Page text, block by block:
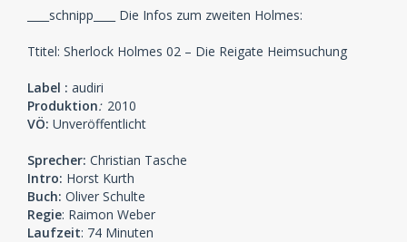
____schnipp____ Die Infos zum zweiten Holmes:
Ttitel: Sherlock Holmes 02 – Die Reigate Heimsuchung
Label : audiri
Produktion: 2010
VÖ: Unveröffentlicht
Sprecher: Christian Tasche
Intro: Horst Kurth
Buch: Oliver Schulte
Regie: Raimon Weber
Laufzeit: 74 Minuten